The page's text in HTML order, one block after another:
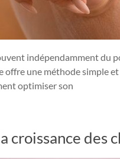
indépendamment du
une méthode simple
optimiser son
croissance des